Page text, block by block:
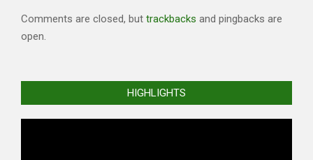
Comments are closed, but trackbacks and pingbacks are
open.
HIGHLIGHTS